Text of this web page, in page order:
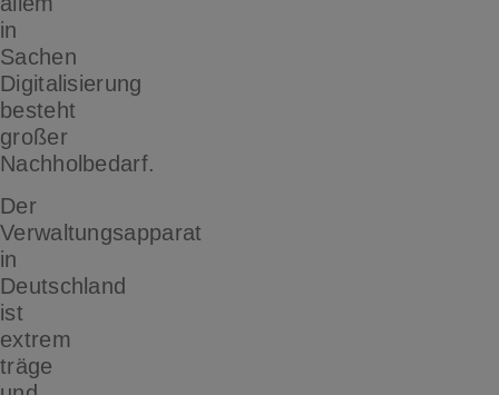
in
Sachen
Digitalisierung
besteht
großer
Nachholbedarf.
Der
Verwaltungsapparat
in
Deutschland
ist
extrem
träge